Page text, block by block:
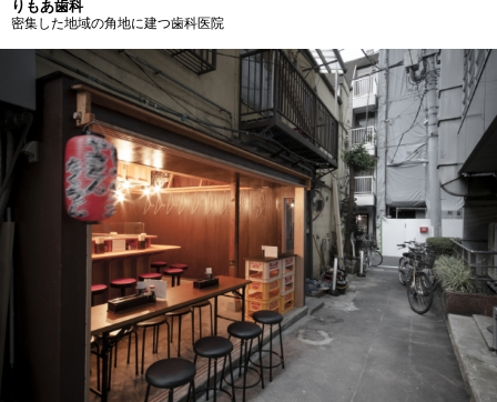
りもあ歯科
密集した地域の角地に建つ歯科医院